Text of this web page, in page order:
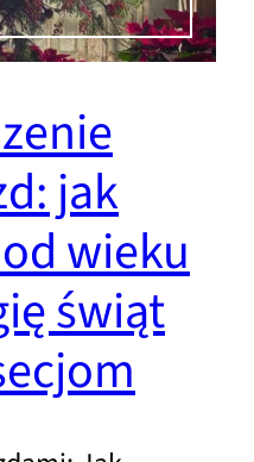
jak
wieku
świąt